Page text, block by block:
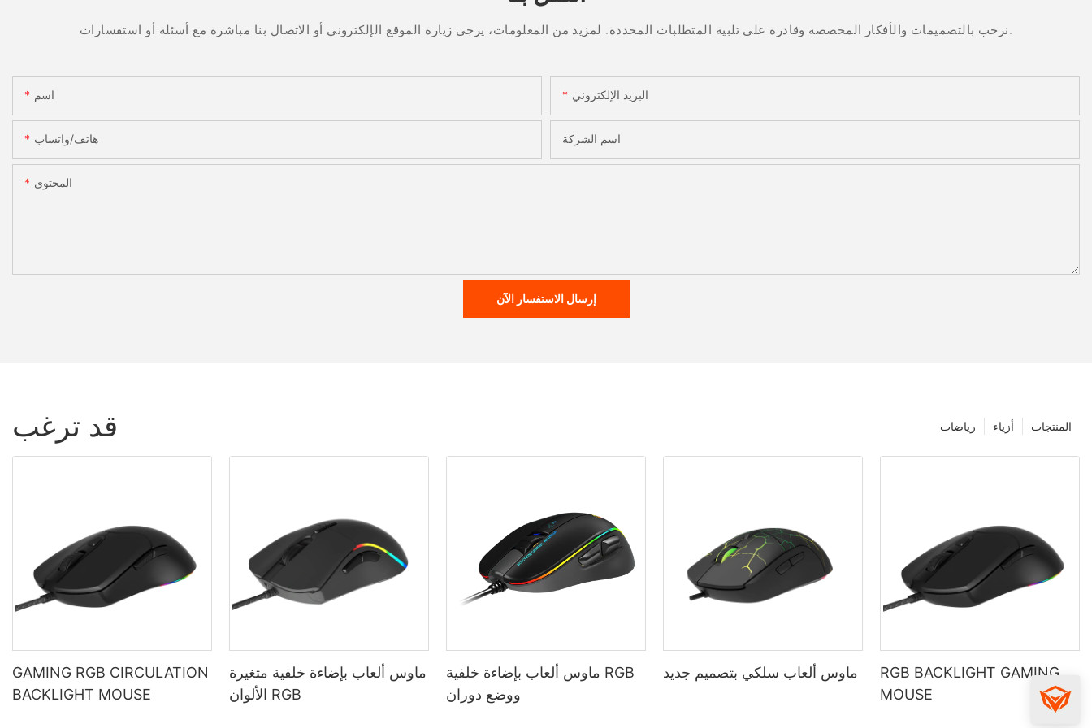
نرحب بالتصميمات والأفكار المخصصة وقادرة على تلبية المتطلبات المحددة. لمزيد من المعلومات، يرجى زيارة الموقع الإلكتروني أو الاتصال بنا مباشرة مع أسئلة أو استفسارات.
اسم البريد الإلكتروني
هاتف/واتساب اسم الشركة
المحتوى
إرسال الاستفسار الآن
قد ترغب المنتجات أزياء رياضات
GAMING RGB CIRCULATION
BACKLIGHT MOUSE
ماوس ألعاب بإضاءة خلفية متغيرة
الألوان RGB
ماوس ألعاب بإضاءة خلفية RGB
ووضع دوران
ماوس ألعاب سلكي بتصميم جديد
RGB BACKLIGHT GAMING
MOUSE